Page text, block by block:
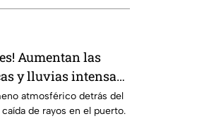
Aumentan las
y lluvias intensas
atmosférico detrás del
de rayos en el puerto.